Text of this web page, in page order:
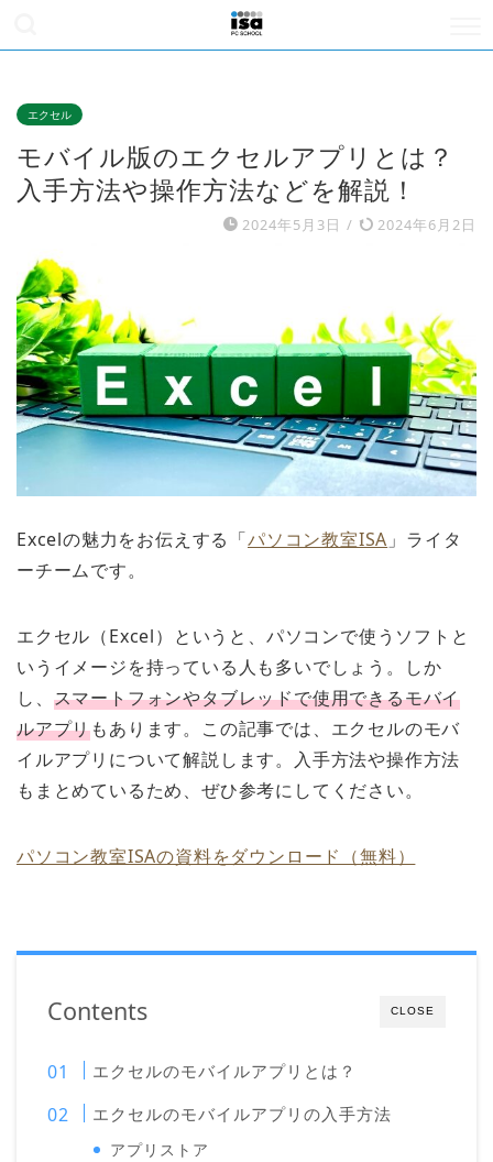
エクセル
モバイル版のエクセルアプリとは？
入手方法や操作方法などを解説！
2024年5月3日 / 2024年6月2日
Excelの魅力をお伝えする「パソコン教室ISA 」ライタ
ーチームです。
エクセル（Excel）というと、パソコンで使うソフトと
いうイメージを持っている人も多いでしょう。しか
し、 スマートフォンやタブレッドで使用できるモバイ
ルアプリもあります。この記事では、エクセルのモバ
イルアプリについて解説します。入手方法や操作方法
もまとめているため、ぜひ参考にしてください。
パソコン教室ISAの資料をダウンロード（無料）
CLOSE
Contents
エクセルのモバイルアプリとは？
エクセルのモバイルアプリの入手方法
アプリストア